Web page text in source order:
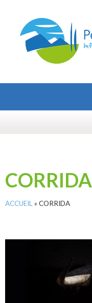
CORRIDA
ACCUEIL » CORRIDA